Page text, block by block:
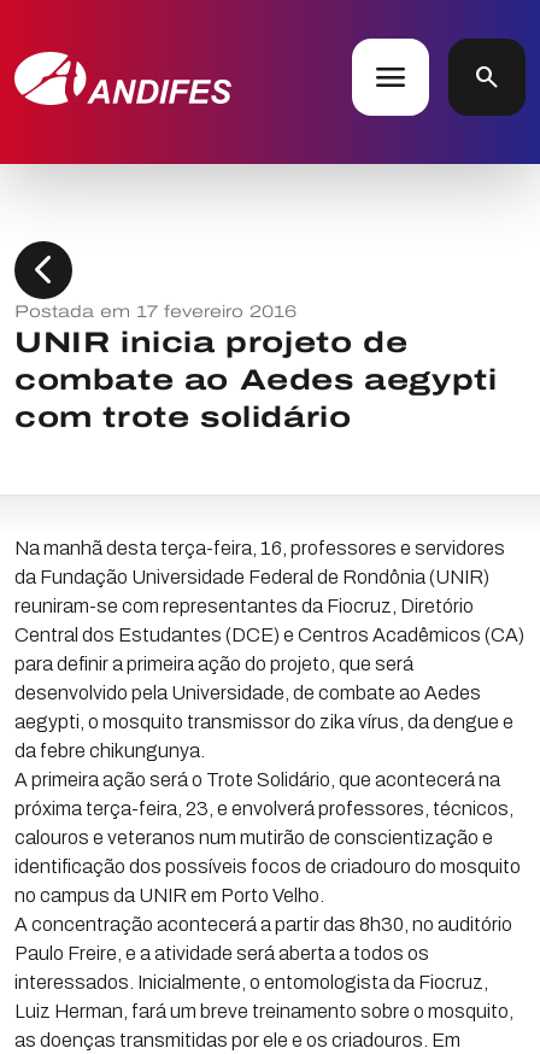
menu search
chevron_left
Postada em 17 fevereiro 2016
UNIR inicia projeto de
combate ao Aedes aegypti
com trote solidário
Na manhã desta terça-feira, 16, professores e servidores
da Fundação Universidade Federal de Rondônia (UNIR)
reuniram-se com representantes da Fiocruz, Diretório
Central dos Estudantes (DCE) e Centros Acadêmicos (CA)
para definir a primeira ação do projeto, que será
desenvolvido pela Universidade, de combate ao Aedes
aegypti, o mosquito transmissor do zika vírus, da dengue e
da febre chikungunya.
A primeira ação será o Trote Solidário, que acontecerá na
próxima terça-feira, 23, e envolverá professores, técnicos,
calouros e veteranos num mutirão de conscientização e
identificação dos possíveis focos de criadouro do mosquito
no campus da UNIR em Porto Velho.
A concentração acontecerá a partir das 8h30, no auditório
Paulo Freire, e a atividade será aberta a todos os
interessados. Inicialmente, o entomologista da Fiocruz,
Luiz Herman, fará um breve treinamento sobre o mosquito,
as doenças transmitidas por ele e os criadouros. Em